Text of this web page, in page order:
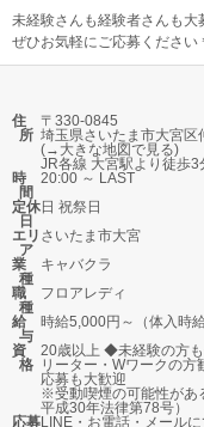
未経験さんも経験者さんも
ぜひお気軽にご応募ください
住
所
〒330-0845
埼玉県さいたま市大宮区
(→ 大きな地図で見る)
JR各線 大宮駅より徒歩3
時
間
20:00 ～ LAST
定休
日
日 祝祭日
エリ
ア
さいたま市大宮
業
種
キャバクラ
職
種
フロアレディ
給
与
時給5,000円～（体入時
資
格
20歳以上 ◆未経験の方
リーター・Wワークの
応募も大歓迎
※受動喫煙の可能性があ
平成30年法律第78号）
応募LINE・お電話・メール